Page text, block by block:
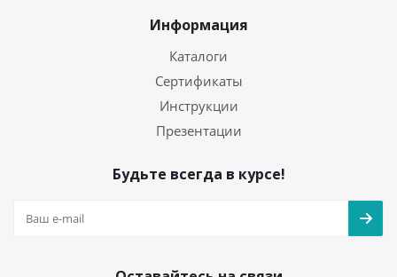
Информация
Каталоги
Сертификаты
Инструкции
Презентации
Будьте всегда в курсе!